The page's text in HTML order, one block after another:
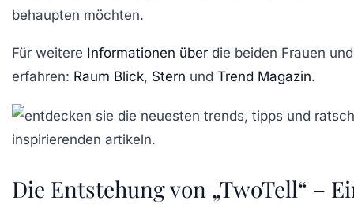
behaupten möchten.
Für weitere Informationen über die beiden Frauen
erfahren: Raum Blick, Stern und Trend Magazin.
Die Entstehung von „TwoTell“ –